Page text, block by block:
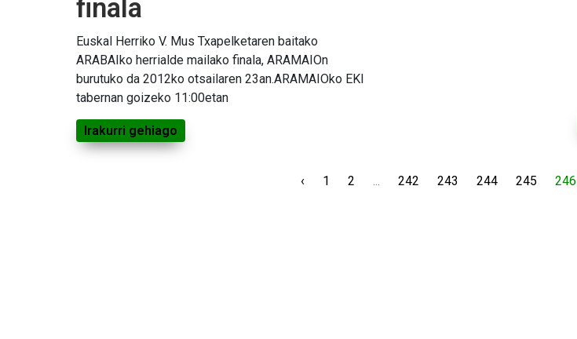
finala
Euskal Herriko V. Mus Txapelketaren baitako
ARABAIko herrialde mailako finala, ARAMAIOn
burutuko da 2012ko otsailaren 23an.ARAMAIOko EKI
tabernan goizeko 11:00etan
Irakurri gehiago
‹ 1 2 242 243 244 245 246